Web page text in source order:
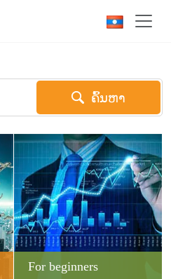
ຄົ້ນຫາ
For beginners